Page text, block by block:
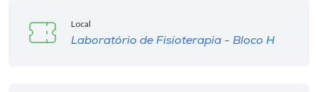
Local
Laboratório de Fisioterapia - Bloco H